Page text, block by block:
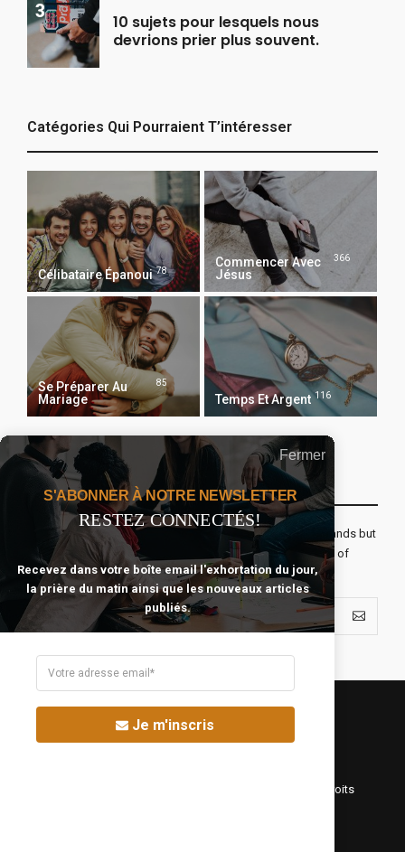
10 sujets pour lesquels nous
devrions prier plus souvent.
Catégories Qui Pourraient T’intéresser
Célibataire Épanoui 78
Commencer Avec
Jésus
366
Se Préparer Au
Mariage
85
Temps Et Argent 116
Recevoir Notre Newsletter Chaque Matin
The real voyage of discovery consists not in seeking new lands but
seeing with new eyes. All journeys have secret destinations of
which the traveler is unaware.
©Fréquence Chrétienne Production 2016-2025. Tous droits
Fermer
S'ABONNER À NOTRE NEWSLETTER
RESTEZ CONNECTÉS!
Recevez dans votre boîte email l'exhortation du jour,
la prière du matin ainsi que les nouveaux articles
publiés.
Je m'inscris